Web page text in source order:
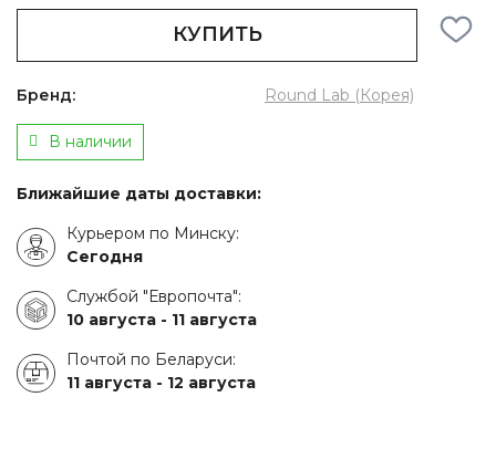
КУПИТЬ
Бренд: Round Lab (Корея)
В наличии
Ближайшие даты доставки:
Курьером по Минску:
Сегодня
Службой "Европочта":
10 августа - 11 августа
Почтой по Беларуси:
11 августа - 12 августа